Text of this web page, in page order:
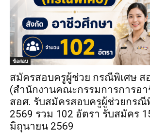
ข้อสอบ
สมัครสอบครูผู้ช่วย กรณีพิเศษ ส
(สำนักงานคณะกรรมการการอ
สอศ. รับสมัครสอบครูผู้ช่วยกรณี
2569 รวม 102 อัตรา รับสมัคร
มิถุนายน 2569